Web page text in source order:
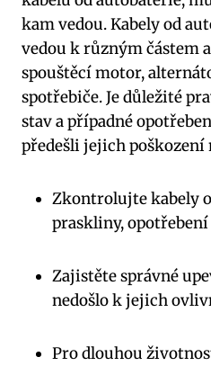
kam vedou. Kabely od
vedou k různým částem
spouštěcí motor,
spotřebiče. Je důležité
stav a případné
předešli jejich poškození
Zkontrolujte kabely
praskliny,
Zajistěte správné
nedošlo k jejich
Pro dlouhou